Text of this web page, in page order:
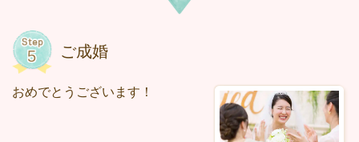
ご成婚
おめでとうございます！